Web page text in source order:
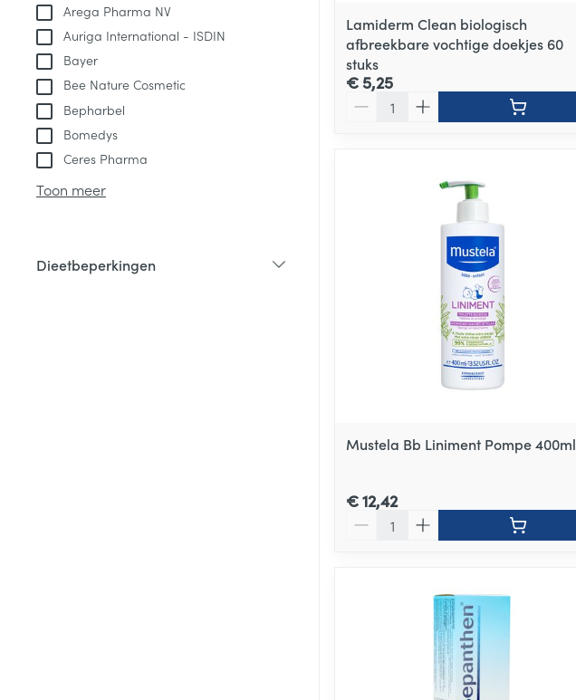
Arega Pharma NV
Auriga International - ISDIN
Bayer
Bee Nature Cosmetic
Bepharbel
Bomedys
Ceres Pharma
Toon meer
Dieetbeperkingen
Lamiderm Clean biologisch
afbreekbare vochtige doekjes 60
stuks
€ 5,25
Mustela Bb Liniment Pompe 400ml
€ 12,42